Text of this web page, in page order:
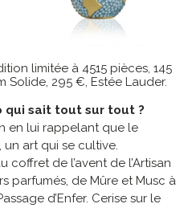
limitée à 4515 pièces, 145
Solide, 295 €, Estée Lauder.
qui sait tout sur tout ?
en lui rappelant que le
art qui se cultive.
de l’avent de l’Artisan
parfumés, de Mûre et Musc à
d’Enfer. Cerise sur le